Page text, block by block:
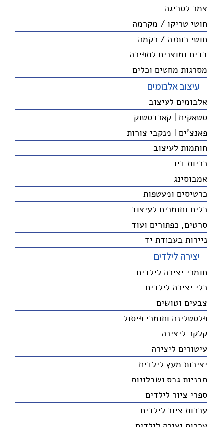
צמר לסריגה
חוטי טריקו / מקרמה
חוטי כותנה / רקמה
בדים ומוצרים לתפירה
מסרגות מחטים וכלים
עיצוב אלבומים
אלבומים לעיצוב
סטאקים | קארדסטוק
פאנצ'ים | מנקבי צורות
חותמות לעיצוב
כריות דיו
אמבוסינג
כרטיסים ומעטפות
כלים וחומרים לעיצוב
סרטים, כפתורים ועוד
ניירות בעבודת יד
יצירה לילדים
חומרי יצירה לילדים
כלי יצירה לילדים
צבעים וטושים
פלסטלינה וחומרי פיסול
קלקר ליצירה
עיטורים ליצירה
יצירות מעץ לילדים
תבניות גבס ושבלונות
ספרי ציור לילדים
ערכות ציור לילדים